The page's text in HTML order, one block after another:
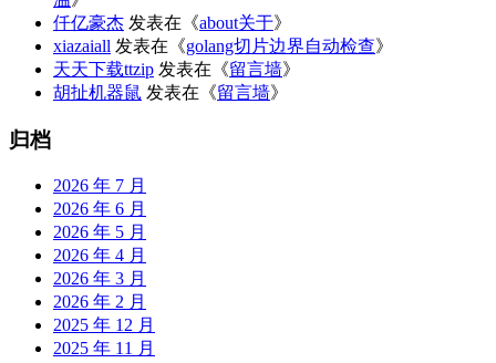
仟亿豪杰 发表在《about关于》
xiazaiall 发表在《golang切片边界自动检查》
天天下载ttzip 发表在《留言墙》
胡扯机器鼠 发表在《留言墙》
归档
2026 年 7 月
2026 年 6 月
2026 年 5 月
2026 年 4 月
2026 年 3 月
2026 年 2 月
2025 年 12 月
2025 年 11 月